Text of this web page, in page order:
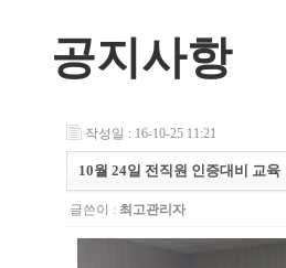
공지사항
작성일 : 16-10-25 11:21
10월 24일 전직원 인증대비 교육
글쓴이 : 최고관리자